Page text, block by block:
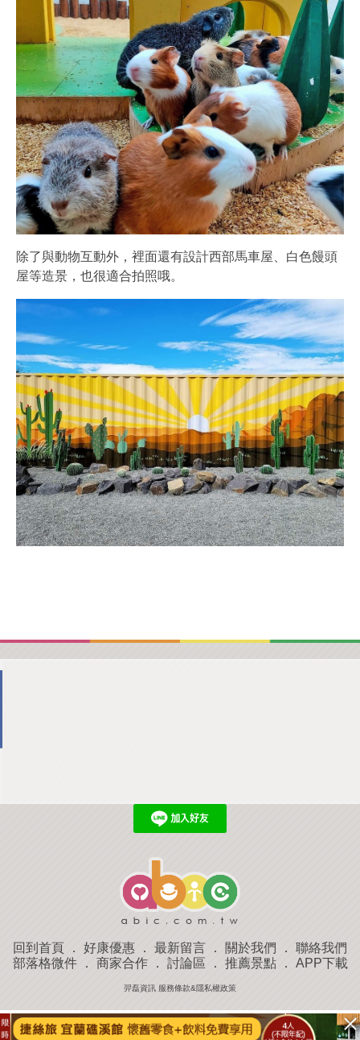
除了與動物互動外，裡面還有設計西部馬車屋、白色饅頭
屋等造景，也很適合拍照哦。
回到首頁 ． 好康優惠 ． 最新留言 ． 關於我們 ． 聯絡我們
部落格微件． 商家合作． 討論區 ． 推薦景點． APP下載
羿磊資訊 服務條款&隱私權政策